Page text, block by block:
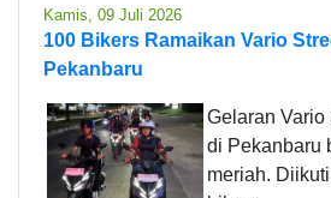
Kamis, 09 Juli 2026
100 Bikers Ramaikan Vario
Pekanbaru
Gelaran Vario
di Pekanbaru
meriah.